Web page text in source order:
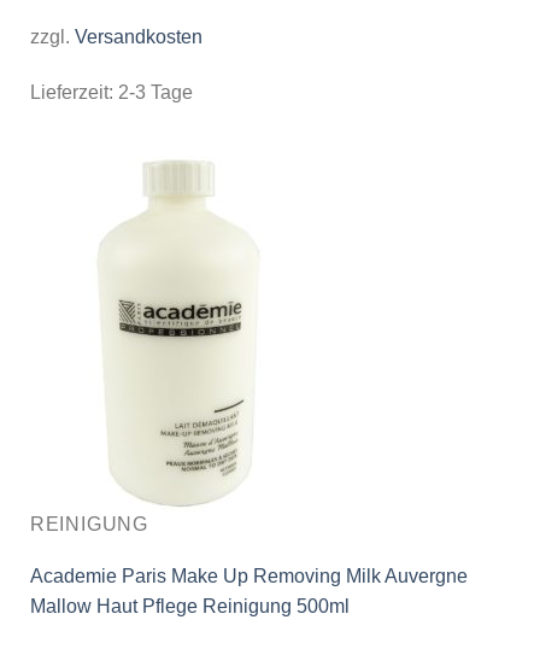
zzgl. Versandkosten
Lieferzeit: 2-3 Tage
REINIGUNG
Academie Paris Make Up Removing Milk Auvergne
Mallow Haut Pflege Reinigung 500ml